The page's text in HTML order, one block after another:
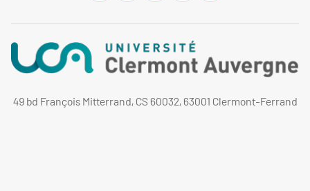
49 bd François Mitterrand, CS 60032, 63001 Clermont-Ferrand